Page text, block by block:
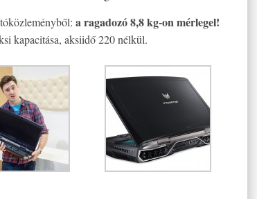
a ragadozó 8,8 kg-on mérlegel!
kapacitása, aksiidő 220 nélkül.